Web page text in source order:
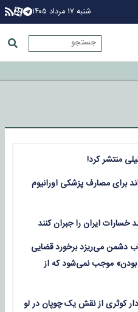
شنبه ۱۷ مرداد ۱۴۰۵
منتشر کرد!
برای مصارف پزشکی اورانیوم
دشمن می‌ریزد برخورد قضایی
موجب نمی‌شود که از
کوثری از نقش یک چوپان در لو